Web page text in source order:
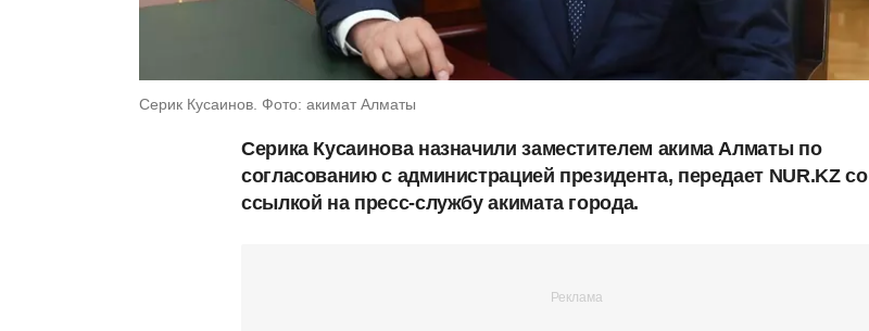
Серик Кусаинов. Фото: акимат Алматы
Серика Кусаинова назначили заместителем акима Алматы по
согласованию с администрацией президента, передает NUR.KZ со
ссылкой на пресс-службу акимата города.